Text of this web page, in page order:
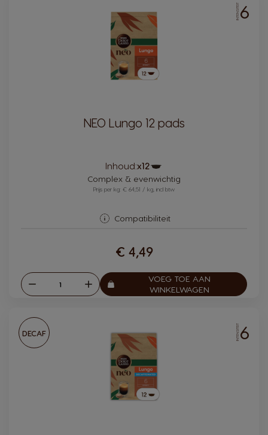
INTENSITEIT6
NEO Lungo 12 pads
Inhoud:x12
capsule
Complex & evenwichtig
Prijs per kg: € 64,51 / kg, incl btw
Compatibiliteit
€ 4,49
Verlagen Verhogen
VOEG TOE AAN
WINKELWAGEN
DECAF INTENSITEIT6